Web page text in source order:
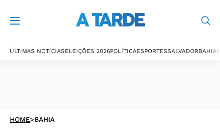
ÚLTIMAS NOTÍCIASELEIÇÕES 2026POLÍTICAESPORTESSALVADORBAHIA
HOME>BAHIA